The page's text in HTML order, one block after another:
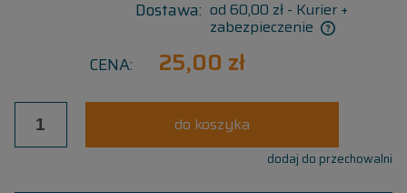
Dostawa: od 60,00 zł - Kurier +
zabezpieczenie
CENA: 25,00 zł
do koszyka
dodaj do przechowalni